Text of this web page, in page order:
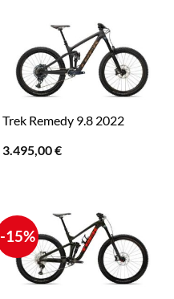
Trek Remedy 9.8 2022
3.495,00€
-15%